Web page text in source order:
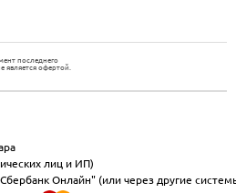
последнего
является офертой.
лиц и ИП)
Онлайн" (или через другие